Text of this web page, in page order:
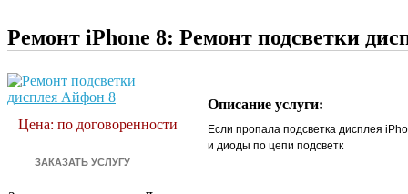
Ремонт iPhone 8: Ремонт подсветки
Цена: по договоренности
Описание услуги:
Если пропала подсветка дисплея
и диоды по цепи подсветк